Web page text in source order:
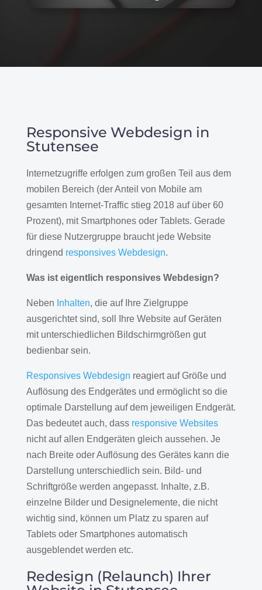
Responsive Webdesign in
Stutensee
Internetzugriffe erfolgen zum großen Teil aus dem
mobilen Bereich (der Anteil von Mobile am
gesamten Internet-Traffic stieg 2018 auf über 60
Prozent), mit Smartphones oder Tablets. Gerade
für diese Nutzergruppe braucht jede Website
dringend responsives Webdesign.
Was ist eigentlich responsives Webdesign?
Neben Inhalten, die auf Ihre Zielgruppe
ausgerichtet sind, soll Ihre Website auf Geräten
mit unterschiedlichen Bildschirmgrößen gut
bedienbar sein.
Responsives Webdesign reagiert auf Größe und
Auflösung des Endgerätes und ermöglicht so die
optimale Darstellung auf dem jeweiligen Endgerät.
Das bedeutet auch, dass responsive Websites
nicht auf allen Endgeräten gleich aussehen. Je
nach Breite oder Auflösung des Gerätes kann die
Darstellung unterschiedlich sein. Bild- und
Schriftgröße werden angepasst. Inhalte, z.B.
einzelne Bilder und Designelemente, die nicht
wichtig sind, können um Platz zu sparen auf
Tablets oder Smartphones automatisch
ausgeblendet werden etc.
Redesign (Relaunch) Ihrer